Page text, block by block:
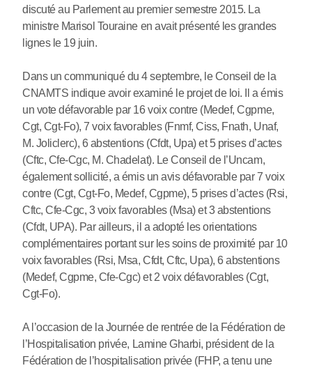
discuté au Parlement au premier semestre 2015. La
ministre Marisol Touraine en avait présenté les grandes
lignes le 19 juin.
Dans un communiqué du 4 septembre, le Conseil de la
CNAMTS indique avoir examiné le projet de loi. Il a émis
un vote défavorable par 16 voix contre (Medef, Cgpme,
Cgt, Cgt-Fo), 7 voix favorables (Fnmf, Ciss, Fnath, Unaf,
M. Joliclerc), 6 abstentions (Cfdt, Upa) et 5 prises d’actes
(Cftc, Cfe-Cgc, M. Chadelat). Le Conseil de l’Uncam,
également sollicité, a émis un avis défavorable par 7 voix
contre (Cgt, Cgt-Fo, Medef, Cgpme), 5 prises d’actes (Rsi,
Cftc, Cfe-Cgc, 3 voix favorables (Msa) et 3 abstentions
(Cfdt, UPA). Par ailleurs, il a adopté les orientations
complémentaires portant sur les soins de proximité par 10
voix favorables (Rsi, Msa, Cfdt, Cftc, Upa), 6 abstentions
(Medef, Cgpme, Cfe-Cgc) et 2 voix défavorables (Cgt,
Cgt-Fo).
A l’occasion de la Journée de rentrée de la Fédération de
l’Hospitalisation privée, Lamine Gharbi, président de la
Fédération de l’hospitalisation privée (FHP, a tenu une